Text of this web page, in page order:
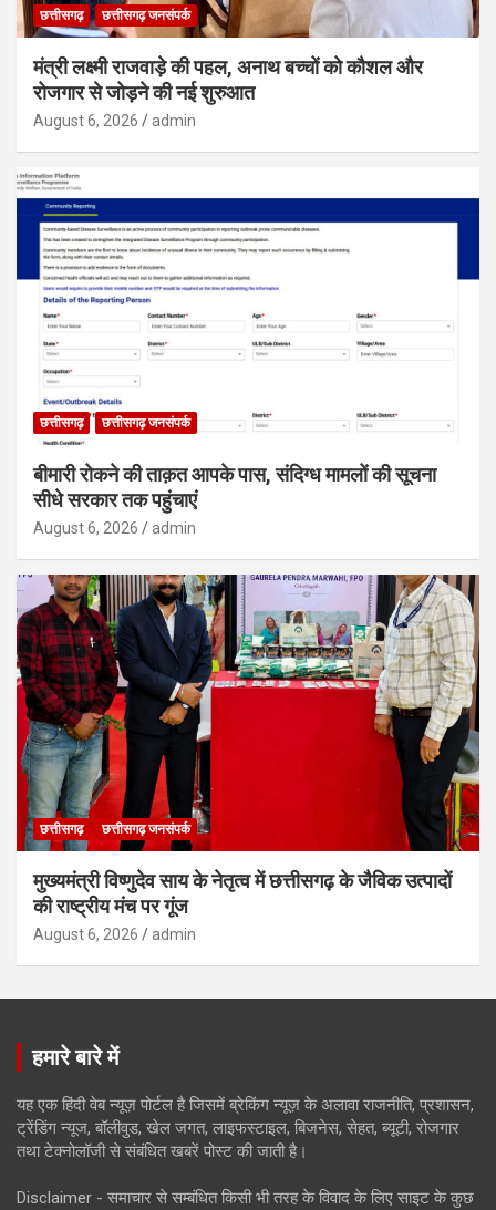
छत्तीसगढ़ छत्तीसगढ़ जनसंपर्क
मंत्री लक्ष्मी राजवाड़े की पहल, अनाथ बच्चों को कौशल और
रोजगार से जोड़ने की नई शुरुआत
August 6, 2026 admin
छत्तीसगढ़ छत्तीसगढ़ जनसंपर्क
बीमारी रोकने की ताक़त आपके पास, संदिग्ध मामलों की सूचना
सीधे सरकार तक पहुंचाएं
August 6, 2026 admin
छत्तीसगढ़ छत्तीसगढ़ जनसंपर्क
मुख्यमंत्री विष्णुदेव साय के नेतृत्व में छत्तीसगढ़ के जैविक उत्पादों
की राष्ट्रीय मंच पर गूंज
August 6, 2026 admin
हमारे बारे में
यह एक हिंदी वेब न्यूज़ पोर्टल है जिसमें ब्रेकिंग न्यूज़ के अलावा राजनीति, प्रशासन,
ट्रेंडिंग न्यूज, बॉलीवुड, खेल जगत, लाइफस्टाइल, बिजनेस, सेहत, ब्यूटी, रोजगार
तथा टेक्नोलॉजी से संबंधित खबरें पोस्ट की जाती है।
Disclaimer - समाचार से सम्बंधित किसी भी तरह के विवाद के लिए साइट के कुछ